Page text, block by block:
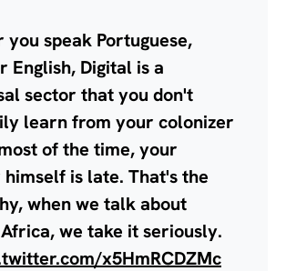
speak Portuguese,
English, Digital is a
sector that you don't
learn from your colonizer
of the time, your
is late. That's the
when we talk about
we take it seriously.
x5HmRCDZMc